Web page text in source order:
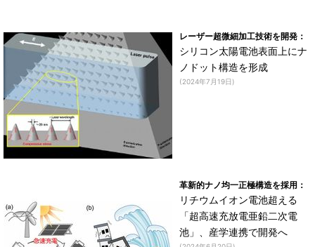
レーザー超微細加工技術を開発：
シリコン太陽電池表面上にナ
ノドット構造を形成
(2024年7月19日)
革新的ナノ均一正極構造を採用：
リチウムイオン電池超える
「超高速充放電亜鉛二次電
池」、産学連携で開発へ